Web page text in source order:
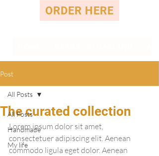
ORDER HERE
Post
All Posts
Handmade
My life
All Posts
The curated collection
Lorem ipsum dolor sit amet,
consectetuer adipiscing elit. Aenean
commodo ligula eget dolor. Aenean